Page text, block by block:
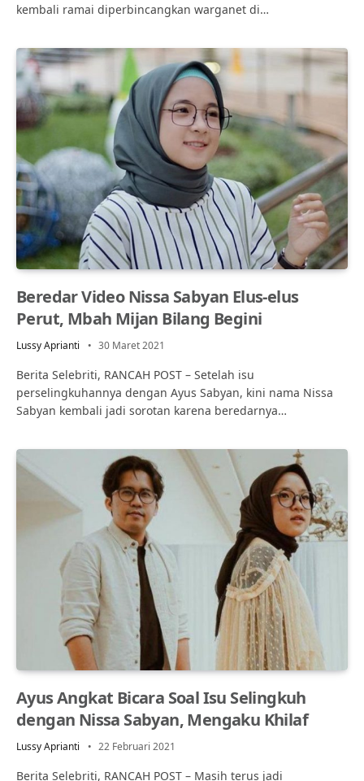
kembali ramai diperbincangkan warganet di…
Beredar Video Nissa Sabyan Elus-elus
Perut, Mbah Mijan Bilang Begini
Lussy Aprianti 30 Maret 2021
Berita Selebriti, RANCAH POST – Setelah isu
perselingkuhannya dengan Ayus Sabyan, kini nama Nissa
Sabyan kembali jadi sorotan karena beredarnya…
Ayus Angkat Bicara Soal Isu Selingkuh
dengan Nissa Sabyan, Mengaku Khilaf
Lussy Aprianti 22 Februari 2021
Berita Selebriti, RANCAH POST – Masih terus jadi